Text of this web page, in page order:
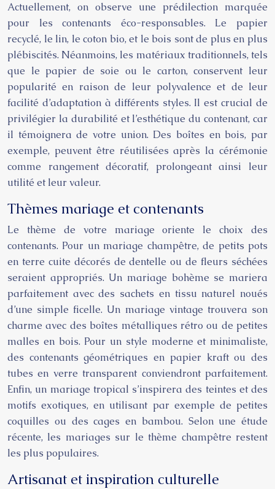
Actuellement, on observe une prédilection marquée
pour les contenants éco-responsables. Le papier
recyclé, le lin, le coton bio, et le bois sont de plus en plus
plébiscités. Néanmoins, les matériaux traditionnels, tels
que le papier de soie ou le carton, conservent leur
popularité en raison de leur polyvalence et de leur
facilité d’adaptation à différents styles. Il est crucial de
privilégier la durabilité et l’esthétique du contenant, car
il témoignera de votre union. Des boîtes en bois, par
exemple, peuvent être réutilisées après la cérémonie
comme rangement décoratif, prolongeant ainsi leur
utilité et leur valeur.
Thèmes mariage et contenants
Le thème de votre mariage oriente le choix des
contenants. Pour un mariage champêtre, de petits pots
en terre cuite décorés de dentelle ou de fleurs séchées
seraient appropriés. Un mariage bohème se mariera
parfaitement avec des sachets en tissu naturel noués
d’une simple ficelle. Un mariage vintage trouvera son
charme avec des boîtes métalliques rétro ou de petites
malles en bois. Pour un style moderne et minimaliste,
des contenants géométriques en papier kraft ou des
tubes en verre transparent conviendront parfaitement.
Enfin, un mariage tropical s’inspirera des teintes et des
motifs exotiques, en utilisant par exemple de petites
coquilles ou des cages en bambou. Selon une étude
récente, les mariages sur le thème champêtre restent
les plus populaires.
Artisanat et inspiration culturelle